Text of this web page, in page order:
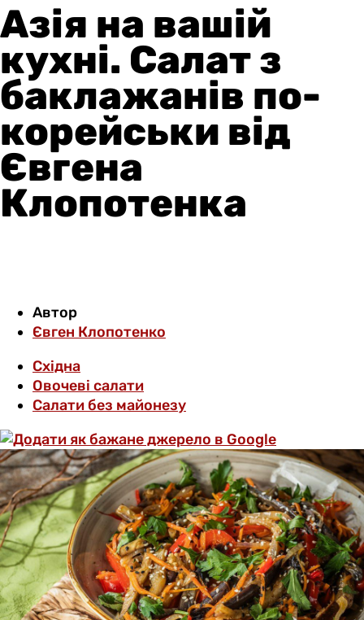
Азія на вашій
кухні. Салат з
баклажанів по-
корейськи від
Євгена
Клопотенка
Автор
Євген Клопотенко
Східна
Овочеві салати
Салати без майонезу